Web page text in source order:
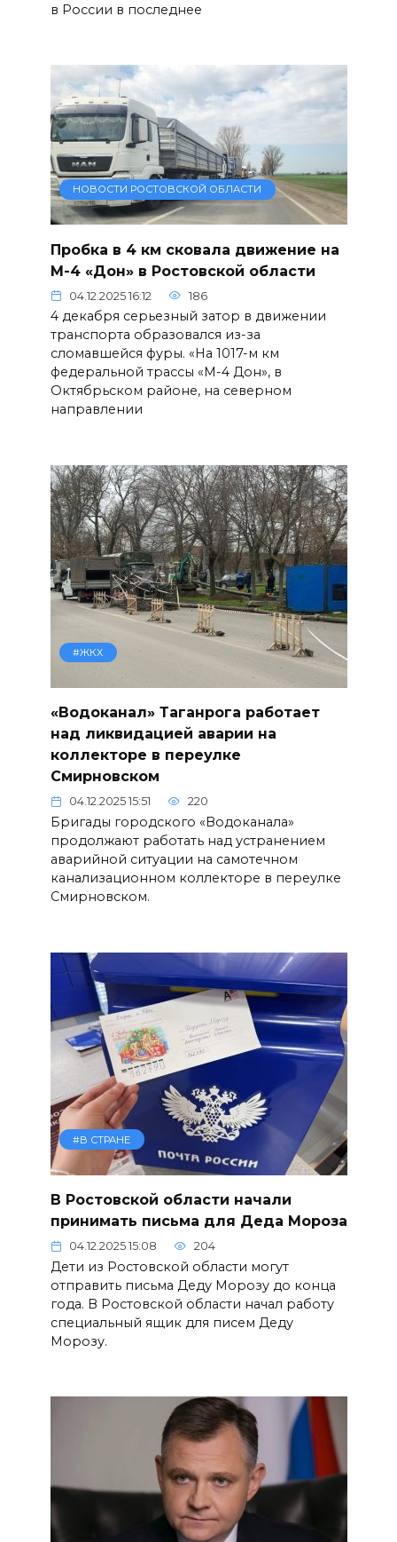
в России в последнее
НОВОСТИ РОСТОВСКОЙ ОБЛАСТИ
Пробка в 4 км сковала движение на
М-4 «Дон» в Ростовской области
04.12.2025 16:12 186
4 декабря серьезный затор в движении
транспорта образовался из-за
сломавшейся фуры. «На 1017-м км
федеральной трассы «М-4 Дон», в
Октябрьском районе, на северном
направлении
#ЖКХ
«Водоканал» Таганрога работает
над ликвидацией аварии на
коллекторе в переулке
Смирновском
04.12.2025 15:51 220
Бригады городского «Водоканала»
продолжают работать над устранением
аварийной ситуации на самотечном
канализационном коллекторе в переулке
Смирновском.
#В СТРАНЕ
В Ростовской области начали
принимать письма для Деда Мороза
04.12.2025 15:08 204
Дети из Ростовской области могут
отправить письма Деду Морозу до конца
года. В Ростовской области начал работу
специальный ящик для писем Деду
Морозу.